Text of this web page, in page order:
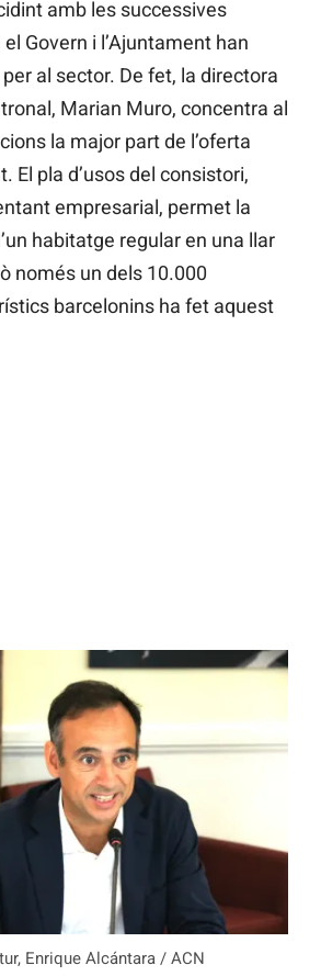
amb les successives
Govern i l’Ajuntament han
al sector. De fet, la directora
Marian Muro, concentra al
la major part de l’oferta
El pla d’usos del consistori,
empresarial, permet la
habitatge regular en una llar
només un dels 10.000
barcelonins ha fet aquest
Enrique Alcántara / ACN